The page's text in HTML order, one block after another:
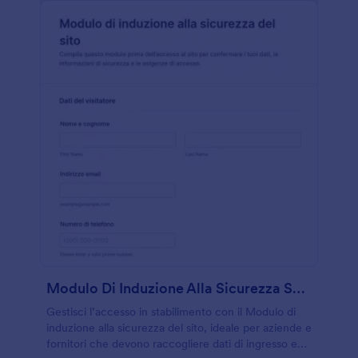
Modulo Di Induzione Alla Sicurezza Sul Sito
Gestisci l’accesso in stabilimento con il Modulo di
induzione alla sicurezza del sito, ideale per aziende e
fornitori che devono raccogliere dati di ingresso e